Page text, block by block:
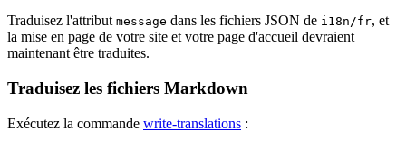
Traduisez l'attribut message dans les fichiers JSON de i18n/fr, et
la mise en page de votre site et votre page d'accueil devraient
maintenant être traduites.
Traduisez les fichiers Markdown
Exécutez la commande write-translations :